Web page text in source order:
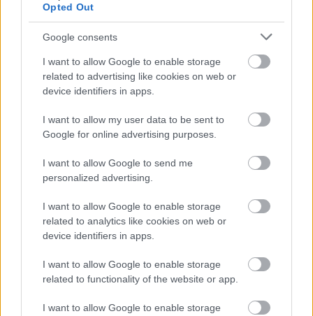
Opted Out
Google consents
I want to allow Google to enable storage
related to advertising like cookies on web or
device identifiers in apps.
I want to allow my user data to be sent to
Google for online advertising purposes.
I want to allow Google to send me
personalized advertising.
I want to allow Google to enable storage
related to analytics like cookies on web or
device identifiers in apps.
I want to allow Google to enable storage
related to functionality of the website or app.
I want to allow Google to enable storage
Δημοφιλείς Ειδήσεις
e-ΕΦΚΑ: Έως 846 ευρώ επιπλέον στη
σύνταξη – Ποιοι δικαιούνται τα
χρήματα
Πυροσβεστική Σχολή: Νέος
κανονισμός για δόκιμους – Τι αλλάζει
εκπαίδευση